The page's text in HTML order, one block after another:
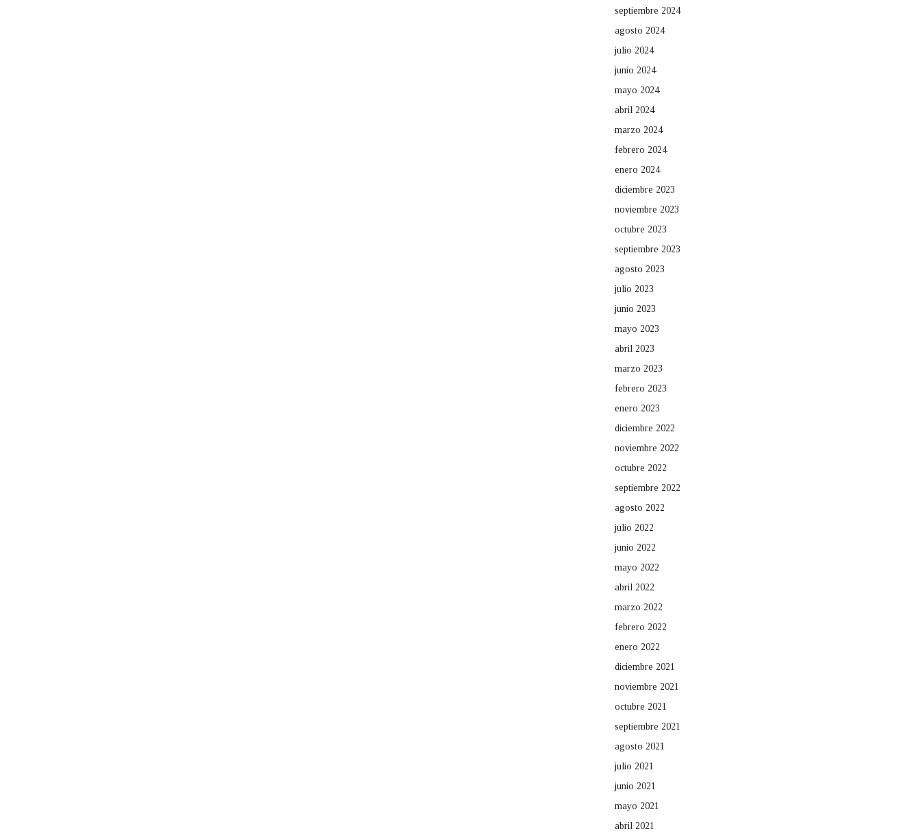
septiembre 2024
agosto 2024
julio 2024
junio 2024
mayo 2024
abril 2024
marzo 2024
febrero 2024
enero 2024
diciembre 2023
noviembre 2023
octubre 2023
septiembre 2023
agosto 2023
julio 2023
junio 2023
mayo 2023
abril 2023
marzo 2023
febrero 2023
enero 2023
diciembre 2022
noviembre 2022
octubre 2022
septiembre 2022
agosto 2022
julio 2022
junio 2022
mayo 2022
abril 2022
marzo 2022
febrero 2022
enero 2022
diciembre 2021
noviembre 2021
octubre 2021
septiembre 2021
agosto 2021
julio 2021
junio 2021
mayo 2021
abril 2021